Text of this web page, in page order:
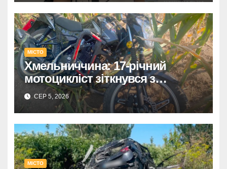
МІСТО
Хмельниччина: 17-річний
мотоцикліст зіткнувся з
КАМАЗом – є постраждалий.
СЕР 5, 2026
МІСТО